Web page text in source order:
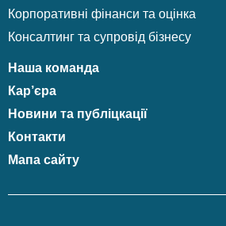
Корпоративні фінанси та оцінка
Консалтинг та супровід бізнесу
Наша команда
Кар’єра
Новини та публіцкації
Контакти
Мапа сайту